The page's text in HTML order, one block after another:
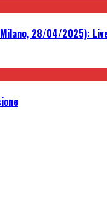
28/04/2025):